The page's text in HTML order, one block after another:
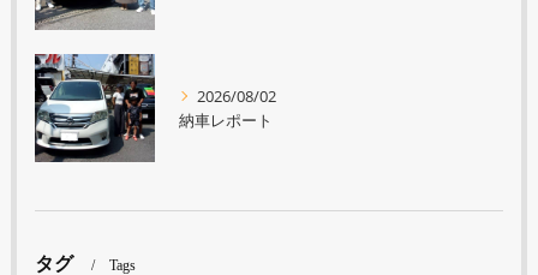
2026/08/02
納車レポート
タグ Tags